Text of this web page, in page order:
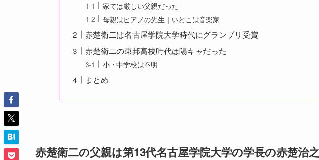
家では厳しい父親だった
母親はピアノの先生｜いとこは音楽家
赤楚衛二は名古屋学院大学時代にグランプリ受賞
赤楚衛二の東邦高校時代は陽キャだった
小・中学校は不明
まとめ
赤楚衛二の父親は第13代名古屋学院大学の学長の赤楚治之